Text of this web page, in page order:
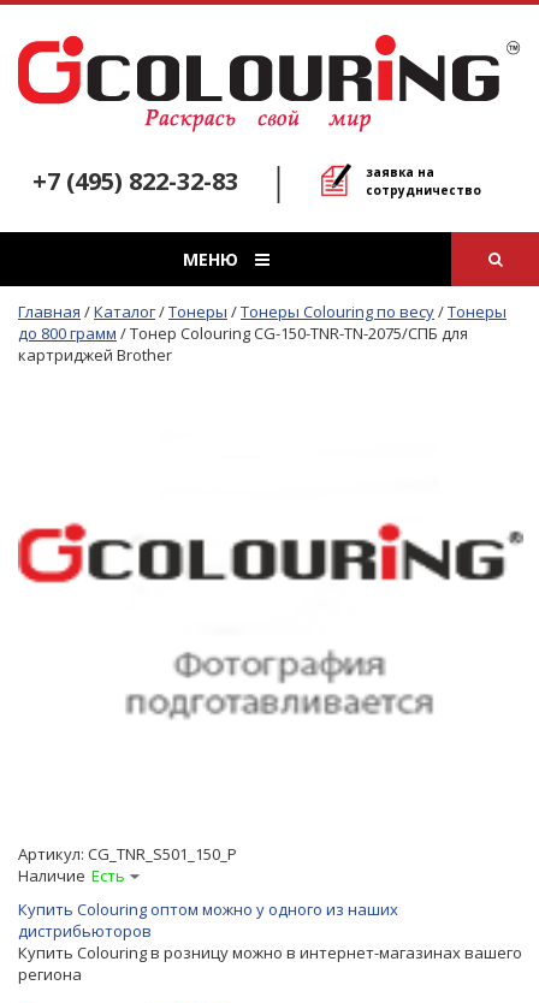
+7 (495) 822-32-83
заявка на
сотрудничество
МЕНЮ
Главная /Каталог/Тонеры /Тонеры Colouring по весу/Тонеры
до 800 грамм /Тонер Colouring CG-150-TNR-TN-2075/СПБ для
картриджей Brother
Артикул: CG_TNR_S501_150_P
Наличие Есть
Купить Colouring оптом можно у одного из наших
дистрибьюторов
Купить Colouring в розницу можно в интернет-магазинах вашего
региона